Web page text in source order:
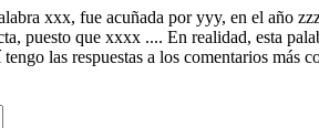
xxx, fue acuñada por yyy, en el año
puesto que xxxx .... En realidad, esta
las respuestas a los comentarios más